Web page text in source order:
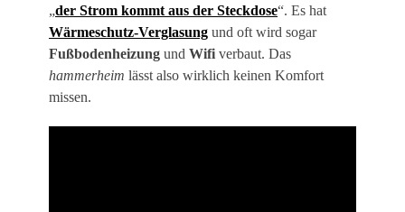
„der Strom kommt aus der Steckdose“. Es hat
Wärmeschutz-Verglasung und oft wird sogar
Fußbodenheizung und Wifi verbaut. Das
hammerheim lässt also wirklich keinen Komfort
missen.